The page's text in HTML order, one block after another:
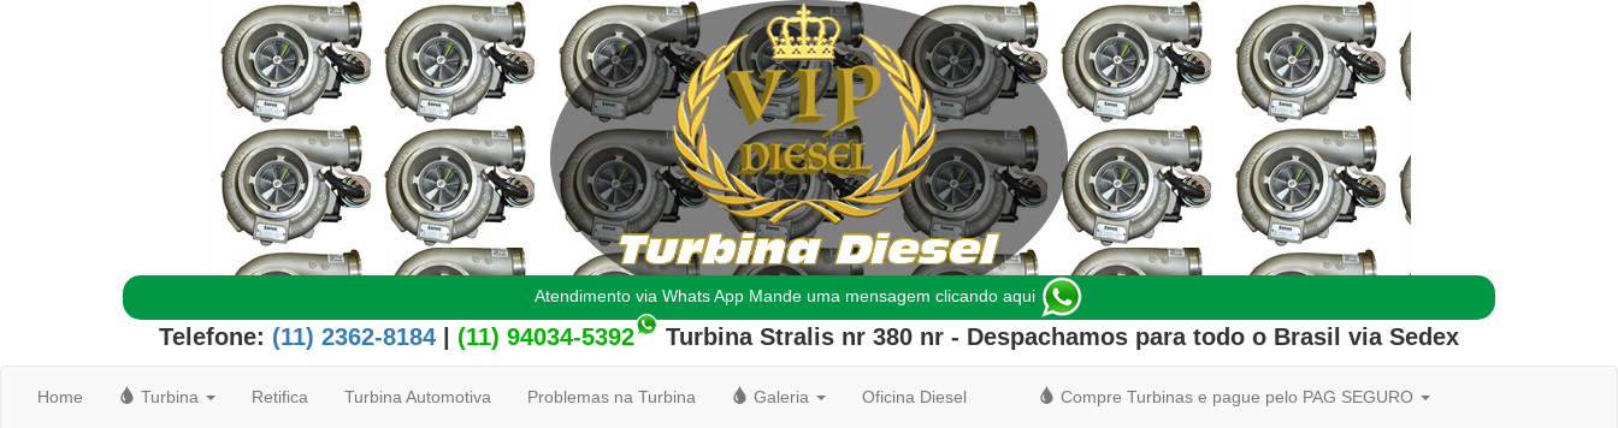
Atendimento via Whats App Mande uma mensagem clicando aqui
Telefone: (11) 2362-8184 (11) 94034-5392 Turbina Stralis nr 380 nr - Despachamos para todo o Brasil via Sedex
Home Turbina Retifica Turbina Automotiva Problemas na Turbina Galeria Oficina Diesel Compre Turbinas e pague pelo PAG SEGURO